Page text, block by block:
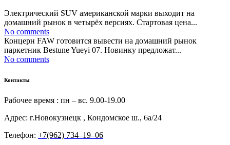
Электрический SUV американской марки выходит на
домашний рынок в четырёх версиях. Стартовая цена...
No comments
Концерн FAW готовится вывести на домашний рынок
паркетник Bestune Yueyi 07. Новинку предложат...
No comments
Контакты
Рабочее время : пн – вс. 9.00-19.00
Адрес: г.Новокузнецк , Кондомское ш., 6а/24
Телефон: +7(962) 734‒19‒06